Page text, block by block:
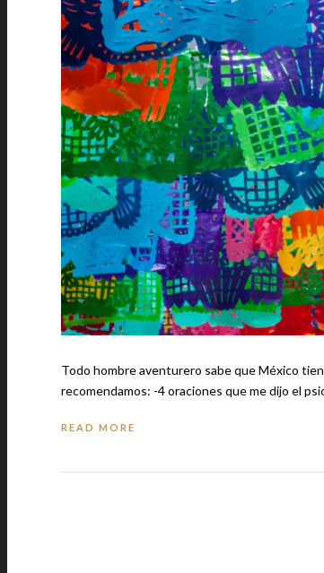
Todo hombre aventurero sabe que México
recomendamos: -4 oraciones que me dijo
READ MORE